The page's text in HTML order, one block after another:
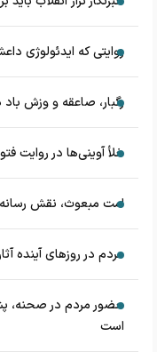
روایتی که ایدئولوژی
رگبار، صاعقه و وزش
خلأ آوینی‌ها در روایت
امت مبعوث، نقش
مردم در روزهای آینده
حضور مردم در صحنه،
است